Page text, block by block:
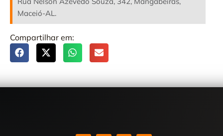
Maceió-AL.
Compartilhar em: